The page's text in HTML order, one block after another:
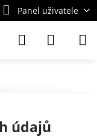
Panel uživatele
údajů